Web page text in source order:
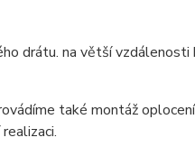
drátu. na větší
také montáž